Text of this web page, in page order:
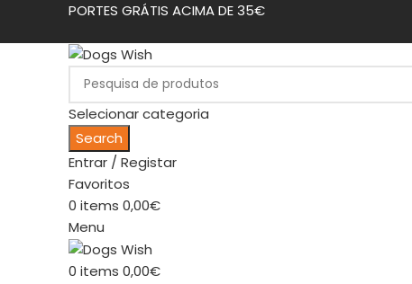
PORTES GRÁTIS ACIMA DE 35€
Selecionar categoria
Search
Entrar / Registar
Favoritos
0 items 0,00€
Menu
0 items 0,00€